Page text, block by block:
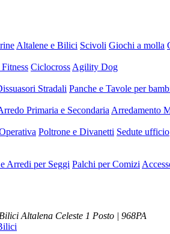
Altalene e Bilici Scivoli Giochi a molla
Ciclocross Agility Dog
Stradali Panche e Tavole per
Primaria e Secondaria Arredamento
Poltrone e Divanetti Sedute ufficio
Arredi per Seggi Palchi per Comizi
Altalena Celeste 1 Posto | 968PA